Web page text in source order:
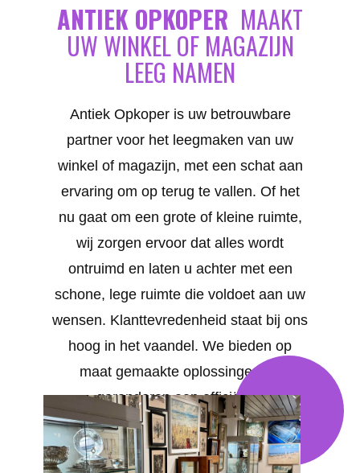
ANTIEK OPKOPER MAAKT
UW WINKEL OF MAGAZIJN
LEEG NAMEN
Antiek Opkoper is uw betrouwbare
partner voor het leegmaken van uw
winkel of magazijn, met een schat aan
ervaring om op terug te vallen. Of het
nu gaat om een grote of kleine ruimte,
wij zorgen ervoor dat alles wordt
ontruimd en laten u achter met een
schone, lege ruimte die voldoet aan uw
wensen. Klanttevredenheid staat bij ons
hoog in het vaandel. We bieden op
maat gemaakte oplossingen en
garanderen een efficiënte,
professionele en snelle service in
Namen .